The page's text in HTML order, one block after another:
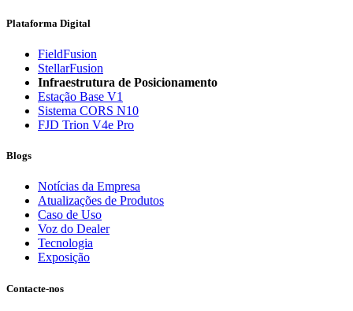
Plataforma Digital
FieldFusion
StellarFusion
Infraestrutura de Posicionamento
Estação Base V1
Sistema CORS N10
FJD Trion V4e Pro
Blogs
Notícias da Empresa
Atualizações de Produtos
Caso de Uso
Voz do Dealer
Tecnologia
Exposição
Contacte-nos